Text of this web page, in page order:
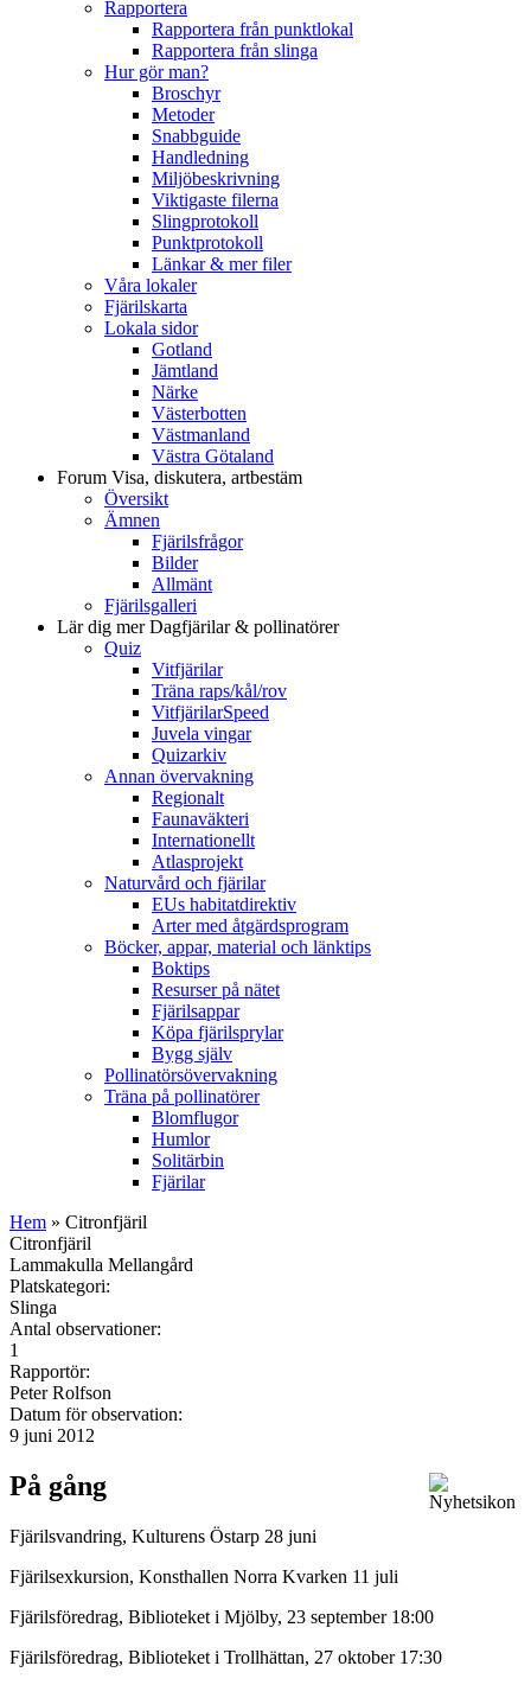
Rapportera
Rapportera från punktlokal
Rapportera från slinga
Hur gör man?
Broschyr
Metoder
Snabbguide
Handledning
Miljöbeskrivning
Viktigaste filerna
Slingprotokoll
Punktprotokoll
Länkar & mer filer
Våra lokaler
Fjärilskarta
Lokala sidor
Gotland
Jämtland
Närke
Västerbotten
Västmanland
Västra Götaland
Forum Visa, diskutera, artbestäm
Översikt
Ämnen
Fjärilsfrågor
Bilder
Allmänt
Fjärilsgalleri
Lär dig merDagfjärilar & pollinatörer
Quiz
Vitfjärilar
Träna raps/kål/rov
VitfjärilarSpeed
Juvela vingar
Quizarkiv
Annan övervakning
Regionalt
Faunaväkteri
Internationellt
Atlasprojekt
Naturvård och fjärilar
EUs habitatdirektiv
Arter med åtgärdsprogram
Böcker, appar, material och länktips
Boktips
Resurser på nätet
Fjärilsappar
Köpa fjärilsprylar
Bygg själv
Pollinatörsövervakning
Träna på pollinatörer
Blomflugor
Humlor
Solitärbin
Fjärilar
Hem » Citronfjäril
Citronfjäril
Lammakulla Mellangård
Platskategori:
Slinga
Antal observationer:
1
Rapportör:
Peter Rolfson
Datum för observation:
9 juni 2012
På gång
Fjärilsvandring, Kulturens Östarp 28 juni
Fjärilsexkursion, Konsthallen Norra Kvarken 11 juli
Fjärilsföredrag, Biblioteket i Mjölby, 23 september 18:00
Fjärilsföredrag, Biblioteket i Trollhättan, 27 oktober 17:30